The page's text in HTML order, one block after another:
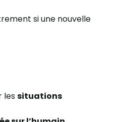
si une nouvelle
lessituations